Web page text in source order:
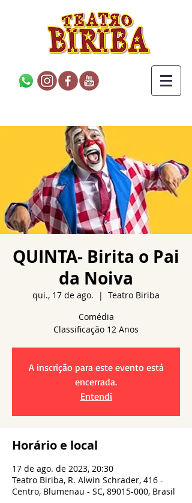
QUINTA- Birita o Pai
da Noiva
qui., 17 de ago.
  |
Teatro Biriba
Comédia
A inscrição para este evento está
encerrada.
Entendi
Horário e local
17 de ago. de 2023, 20:30
Teatro Biriba, R. Alwin Schrader, 416 -
Centro, Blumenau - SC, 89015-000, Brasil